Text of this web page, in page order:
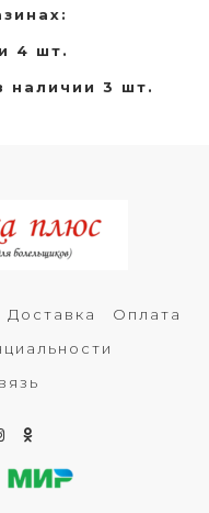
4 шт.
наличии 3 шт.
Доставка
Оплата